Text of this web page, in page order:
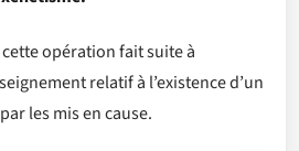
opération fait suite à
relatif à l’existence d’un
les mis en cause.